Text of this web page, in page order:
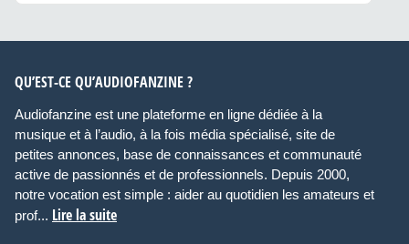
QU’EST-CE QU’AUDIOFANZINE ?
Audiofanzine est une plateforme en ligne dédiée à la
musique et à l’audio, à la fois média spécialisé, site de
petites annonces, base de connaissances et communauté
active de passionnés et de professionnels. Depuis 2000,
notre vocation est simple : aider au quotidien les amateurs et
prof... Lire la suite